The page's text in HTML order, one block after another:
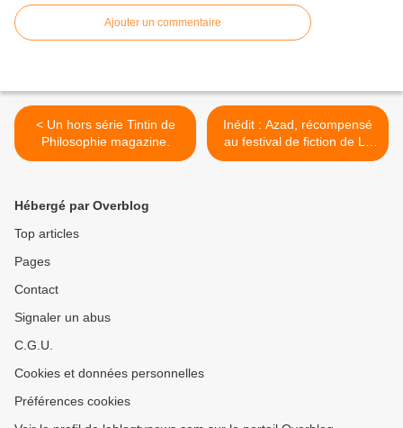
Ajouter un commentaire
< Un hors série Tintin de
Philosophie magazine.
Inédit : Azad, récompensé
au festival de fiction de La
Rochelle. >
Hébergé par Overblog
Top articles
Pages
Contact
Signaler un abus
C.G.U.
Cookies et données personnelles
Préférences cookies